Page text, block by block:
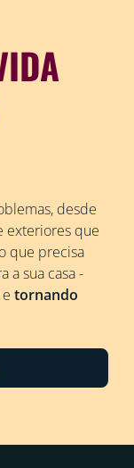
desde
exteriores que
que precisa
a sua casa -
e tornando